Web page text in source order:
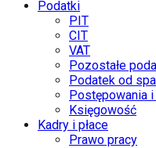
Podatki
PIT
CIT
VAT
Pozostałe
Podatek od
Postępowania
Księgowość
Kadry i płace
Prawo pracy